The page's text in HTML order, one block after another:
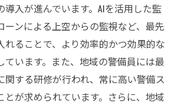
導入が進んでいます。AIを活用した監
ーンによる上空からの監視など、最先
れることで、より効率的かつ効果的な
ています。また、地域の警備員には最
関する研修が行われ、常に高い警備ス
とが求められています。さらに、地域